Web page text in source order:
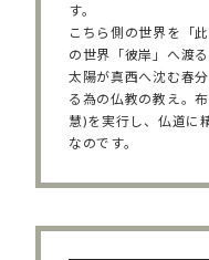
す。
こちら側の世界を「
の世界「彼岸」へ渡
太陽が真西へ沈む春
る為の仏教の教え。
慧)を実行し、仏道に
なのです。